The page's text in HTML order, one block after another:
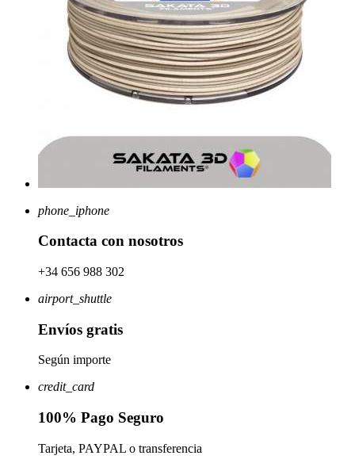
phone_iphone
Contacta con nosotros
+34 656 988 302
airport_shuttle
Envíos gratis
Según importe
credit_card
100% Pago Seguro
Tarjeta, PAYPAL o transferencia